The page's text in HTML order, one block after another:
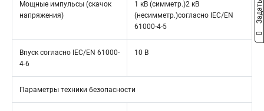
Мощные импульсы (скачок
напряжения)
1 кВ (симметр.)2 кВ
(несимметр.)согласно IEC/EN
61000-4-5
Впуск согласно IEC/EN 61000-
4-6
10 В
Параметры техники безопасности